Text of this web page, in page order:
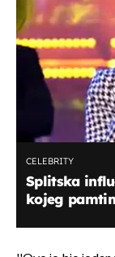
CELEBRITY
Splitska
kojeg